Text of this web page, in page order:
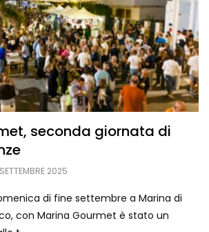
seconda giornata di
2025
di fine settembre a Marina di
con Marina Gourmet è stato un